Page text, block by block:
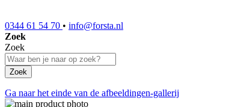
0344 61 54 70 • info@forsta.nl
Zoek
Zoek
Zoek
Ga naar het einde van de afbeeldingen-gallerij